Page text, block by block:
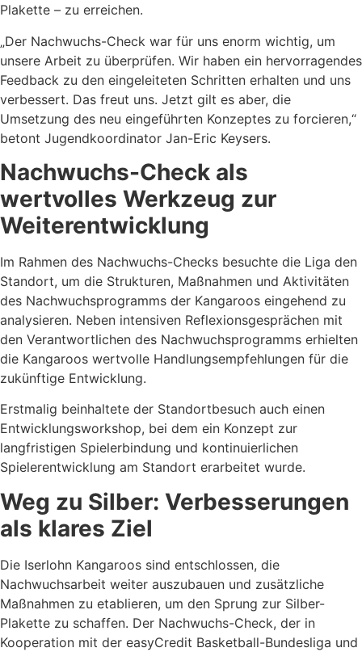
Plakette – zu erreichen.
„Der Nachwuchs-Check war für uns enorm wichtig, um
unsere Arbeit zu überprüfen. Wir haben ein hervorragendes
Feedback zu den eingeleiteten Schritten erhalten und uns
verbessert. Das freut uns. Jetzt gilt es aber, die
Umsetzung des neu eingeführten Konzeptes zu forcieren,“
betont Jugendkoordinator Jan-Eric Keysers.
Nachwuchs-Check als
wertvolles Werkzeug zur
Weiterentwicklung
Im Rahmen des Nachwuchs-Checks besuchte die Liga den
Standort, um die Strukturen, Maßnahmen und Aktivitäten
des Nachwuchsprogramms der Kangaroos eingehend zu
analysieren. Neben intensiven Reflexionsgesprächen mit
den Verantwortlichen des Nachwuchsprogramms erhielten
die Kangaroos wertvolle Handlungsempfehlungen für die
zukünftige Entwicklung.
Erstmalig beinhaltete der Standortbesuch auch einen
Entwicklungsworkshop, bei dem ein Konzept zur
langfristigen Spielerbindung und kontinuierlichen
Spielerentwicklung am Standort erarbeitet wurde.
Weg zu Silber: Verbesserungen
als klares Ziel
Die Iserlohn Kangaroos sind entschlossen, die
Nachwuchsarbeit weiter auszubauen und zusätzliche
Maßnahmen zu etablieren, um den Sprung zur Silber-
Plakette zu schaffen. Der Nachwuchs-Check, der in
Kooperation mit der easyCredit Basketball-Bundesliga und